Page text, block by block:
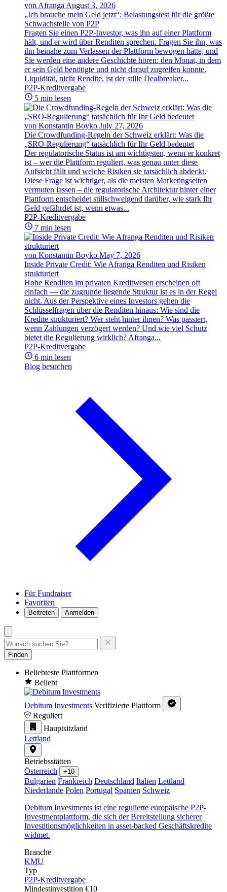
von Afranga August 3, 2026
„Ich brauche mein Geld jetzt“: Belastungstest für die größte
Schwachstelle von P2P
Fragen Sie einen P2P-Investor, was ihn auf einer Plattform
hält, und er wird über Renditen sprechen. Fragen Sie ihn, was
ihn beinahe zum Verlassen der Plattform bewogen hätte, und
Sie werden eine andere Geschichte hören: den Monat, in dem
er sein Geld benötigte und nicht darauf zugreifen konnte.
Liquidität, nicht Rendite, ist der stille Dealbreaker...
P2P-Kreditvergabe
5 min lesen
von Konstantin Boyko July 27, 2026
Die Crowdfunding-Regeln der Schweiz erklärt: Was die
„SRO-Regulierung“ tatsächlich für Ihr Geld bedeutet
Der regulatorische Status ist am wichtigsten, wenn er konkret
ist – wer die Plattform reguliert, was genau unter diese
Aufsicht fällt und welche Risiken sie tatsächlich abdeckt.
Diese Frage ist wichtiger, als die meisten Marketingseiten
vermuten lassen – die regulatorische Architektur hinter einer
Plattform entscheidet stillschweigend darüber, wie stark Ihr
Geld gefährdet ist, wenn etwas...
P2P-Kreditvergabe
7 min lesen
von Konstantin Boyko May 7, 2026
Inside Private Credit: Wie Afranga Renditen und Risiken
strukturiert
Hohe Renditen im privaten Kreditwesen erscheinen oft
einfach — die zugrunde liegende Struktur ist es in der Regel
nicht. Aus der Perspektive eines Investors gehen die
Schlüsselfragen über die Renditen hinaus: Wie sind die
Kredite strukturiert? Wer steht hinter ihnen? Was passiert,
wenn Zahlungen verzögert werden? Und wie viel Schutz
bietet die Regulierung wirklich? Afranga...
P2P-Kreditvergabe
6 min lesen
Blog besuchen
Für Fundraiser
Favoriten
Beitreten Anmelden
Finden
Beliebteste Plattformen
Beliebt
Debitum Investments Verifizierte Plattform
Reguliert
Hauptsitzland
Lettland
Betriebsstätten
Österreich
+10
Bulgarien Frankreich Deutschland Italien Lettland
Niederlande Polen Portugal Spanien Schweiz
Debitum Investments ist eine regulierte europäische P2P-
Investmentplattform, die sich der Bereitstellung sicherer
Investitionsmöglichkeiten in asset-backed Geschäftskredite
widmet.
Branche
KMU
Typ
P2P-Kreditvergabe
Mindestinvestition €10